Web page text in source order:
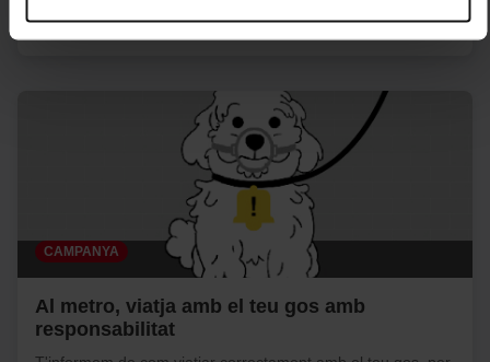
personalització, perquè permeten recordar les teves
opcions de navegació (com ara l’idioma) i milloren la teva
funcionament del web i, per tant, si no les acceptes, no
pots començar a navegar-hi. Només pots consultar la
Política de cookies.
En qualsevol moment de la navegació en aquest web,
pots modificar la teva selecció de cookies anant a l’opció
“Gestor de cookies”, que trobaràs al menú de la part
CAMPANYA
Al metro, viatja amb el teu gos amb
responsabilitat